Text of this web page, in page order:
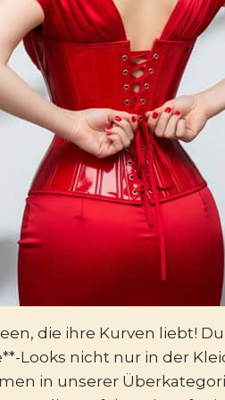
die ihre Kurven liebt!
Looks nicht nur in der
in unserer